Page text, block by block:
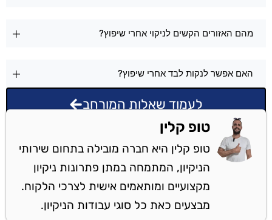
מהם האזורים הקשים לניקוי אחרי שיפוץ?
האם אפשר לנקות לבד אחרי שיפוץ?
לעמוד שאלות המורחב
טופ קלין
טופ קלין היא חברה מובילה בתחום שירותי
הניקיון, המתמחה במתן פתרונות ניקיון
מקצועיים ומותאמים אישית לצרכי הלקוח.
מבצעים כאת כל סוגי עבודות הניקיון.